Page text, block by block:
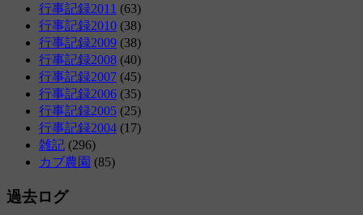
行事記録2011 (63)
行事記録2010 (38)
行事記録2009 (38)
行事記録2008 (40)
行事記録2007 (45)
行事記録2006 (35)
行事記録2005 (25)
行事記録2004 (17)
雑記 (296)
カブ農園 (85)
過去ログ